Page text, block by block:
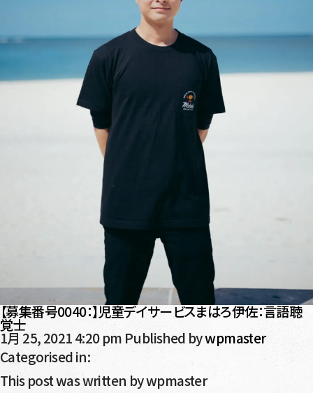
【募集番号0040：】児童デイサービスまはろ伊佐：言語聴
覚士
1月 25, 2021 4:20 pm Published bywpmaster
Categorised in:
This post was written by wpmaster